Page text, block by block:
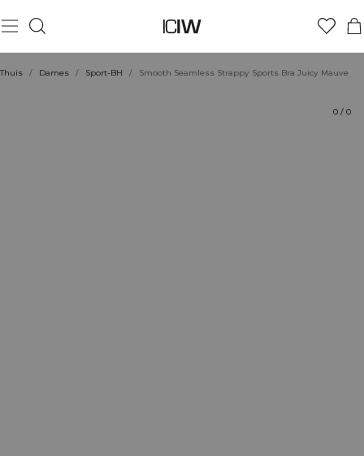
Thuis / Dames / Sport-BH / Smooth Seamless Strappy Sports Bra Juicy Mauve
0 / 0